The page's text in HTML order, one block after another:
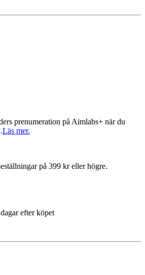
prenumeration på Aimlabs+ när du
Läs mer.
på 399 kr eller högre.
efter köpet